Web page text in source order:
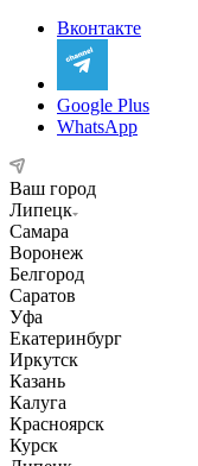
Вконтакте
Google Plus
WhatsApp
Ваш город
Липецк
Самара
Воронеж
Белгород
Саратов
Уфа
Екатеринбург
Иркутск
Казань
Калуга
Красноярск
Курск